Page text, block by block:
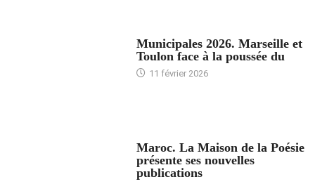
Municipales 2026. Marseille et
Toulon face à la poussée du
11 février 2026
Maroc. La Maison de la Poésie
présente ses nouvelles
publications